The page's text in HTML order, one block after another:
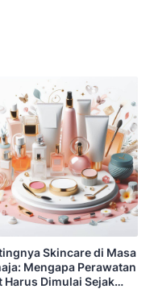
Skincare di Masa
Mengapa Perawatan
Harus Dimulai Sejak